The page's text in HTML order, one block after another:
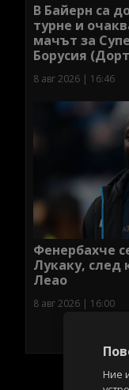
В Байерн са
турне и
мачът за
Борусия
8 авг 2026 | 16:46
Фенербахче
Лукаку, след
Леао
8 авг 2026 | 16:00
Ние